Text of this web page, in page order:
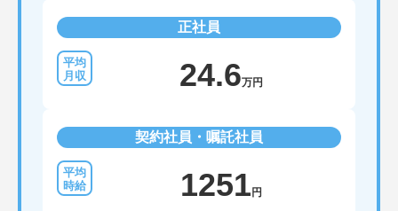
正社員
24.6万円
契約社員・嘱託社員
1251 円